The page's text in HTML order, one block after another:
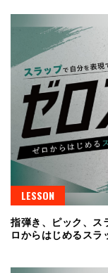
LESSON
指弾き、ピック、
ロからはじめるスラ